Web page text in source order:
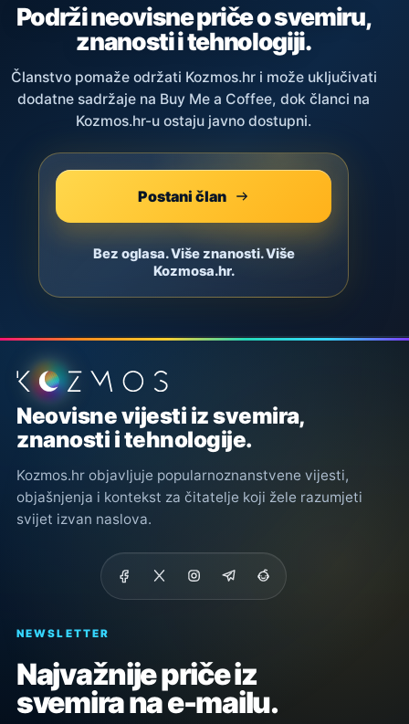
Podrži neovisne priče o svemiru,
znanosti i tehnologiji.
Članstvo pomaže održati Kozmos.hr i može uključivati
dodatne sadržaje na Buy Me a Coffee, dok članci na
Kozmos.hr-u ostaju javno dostupni.
Postani član
Bez oglasa. Više znanosti. Više
Kozmosa.hr.
Podnožje stranice
Neovisne vijesti iz svemira,
znanosti i tehnologije.
Kozmos.hr objavljuje popularnoznanstvene vijesti,
objašnjenja i kontekst za čitatelje koji žele razumjeti
svijet izvan naslova.
NEWSLETTER
Najvažnije priče iz
svemira na e-mailu.